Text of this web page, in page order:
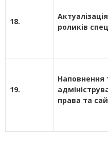
18.
роликів
19.
Наповнення
права та